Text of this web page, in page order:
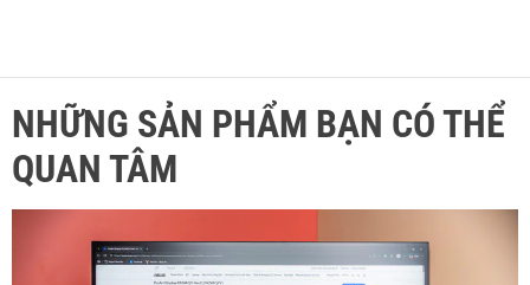
NHỮNG SẢN PHẨM BẠN CÓ THỂ
QUAN TÂM